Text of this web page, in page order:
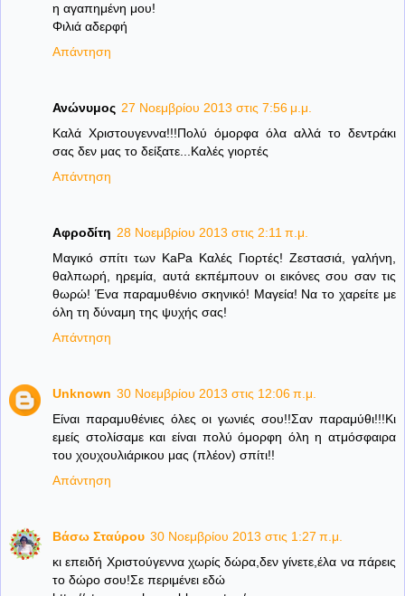
η αγαπημένη μου!
Φιλιά αδερφή
Απάντηση
Ανώνυμος 27 Νοεμβρίου 2013 στις 7:56 μ.μ.
Καλά Χριστουγεννα!!!Πολύ όμορφα όλα αλλά το δεντράκι
σας δεν μας το δείξατε...Καλές γιορτές
Απάντηση
Αφροδίτη 28 Νοεμβρίου 2013 στις 2:11 π.μ.
Μαγικό σπίτι των KaPa Καλές Γιορτές! Ζεστασιά, γαλήνη,
θαλπωρή, ηρεμία, αυτά εκπέμπουν οι εικόνες σου σαν τις
θωρώ! Ένα παραμυθένιο σκηνικό! Μαγεία! Να το χαρείτε με
όλη τη δύναμη της ψυχής σας!
Απάντηση
Unknown 30 Νοεμβρίου 2013 στις 12:06 π.μ.
Είναι παραμυθένιες όλες οι γωνιές σου!!Σαν παραμύθι!!!Κι
εμείς στολίσαμε και είναι πολύ όμορφη όλη η ατμόσφαιρα
του χουχουλιάρικου μας (πλέον) σπίτι!!
Απάντηση
Βάσω Σταύρου 30 Νοεμβρίου 2013 στις 1:27 π.μ.
κι επειδή Χριστούγεννα χωρίς δώρα,δεν γίνετε,έλα να πάρεις
το δώρο σου!Σε περιμένει εδώ